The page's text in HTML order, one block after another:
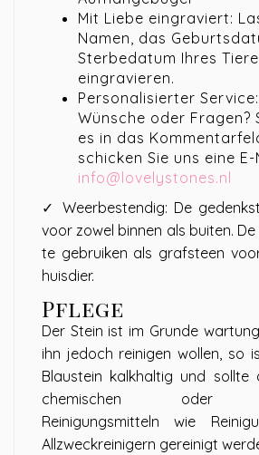
Mit Liebe eingraviert:
Namen, das
Sterbedatum Ihres
eingravieren.
Personalisierter
Wünsche oder Fragen?
es in das
schicken Sie uns eine E-
info@lovelystones.nl
✓ Weerbestendig: De
voor zowel binnen als buiten.
te gebruiken als grafsteen
huisdier.
Pflege
Der Stein ist im Grunde
ihn jedoch reinigen wollen, so
Blaustein kalkhaltig und sollte
chemischen oder
Reinigungsmitteln wie
Allzweckreinigern gereinigt